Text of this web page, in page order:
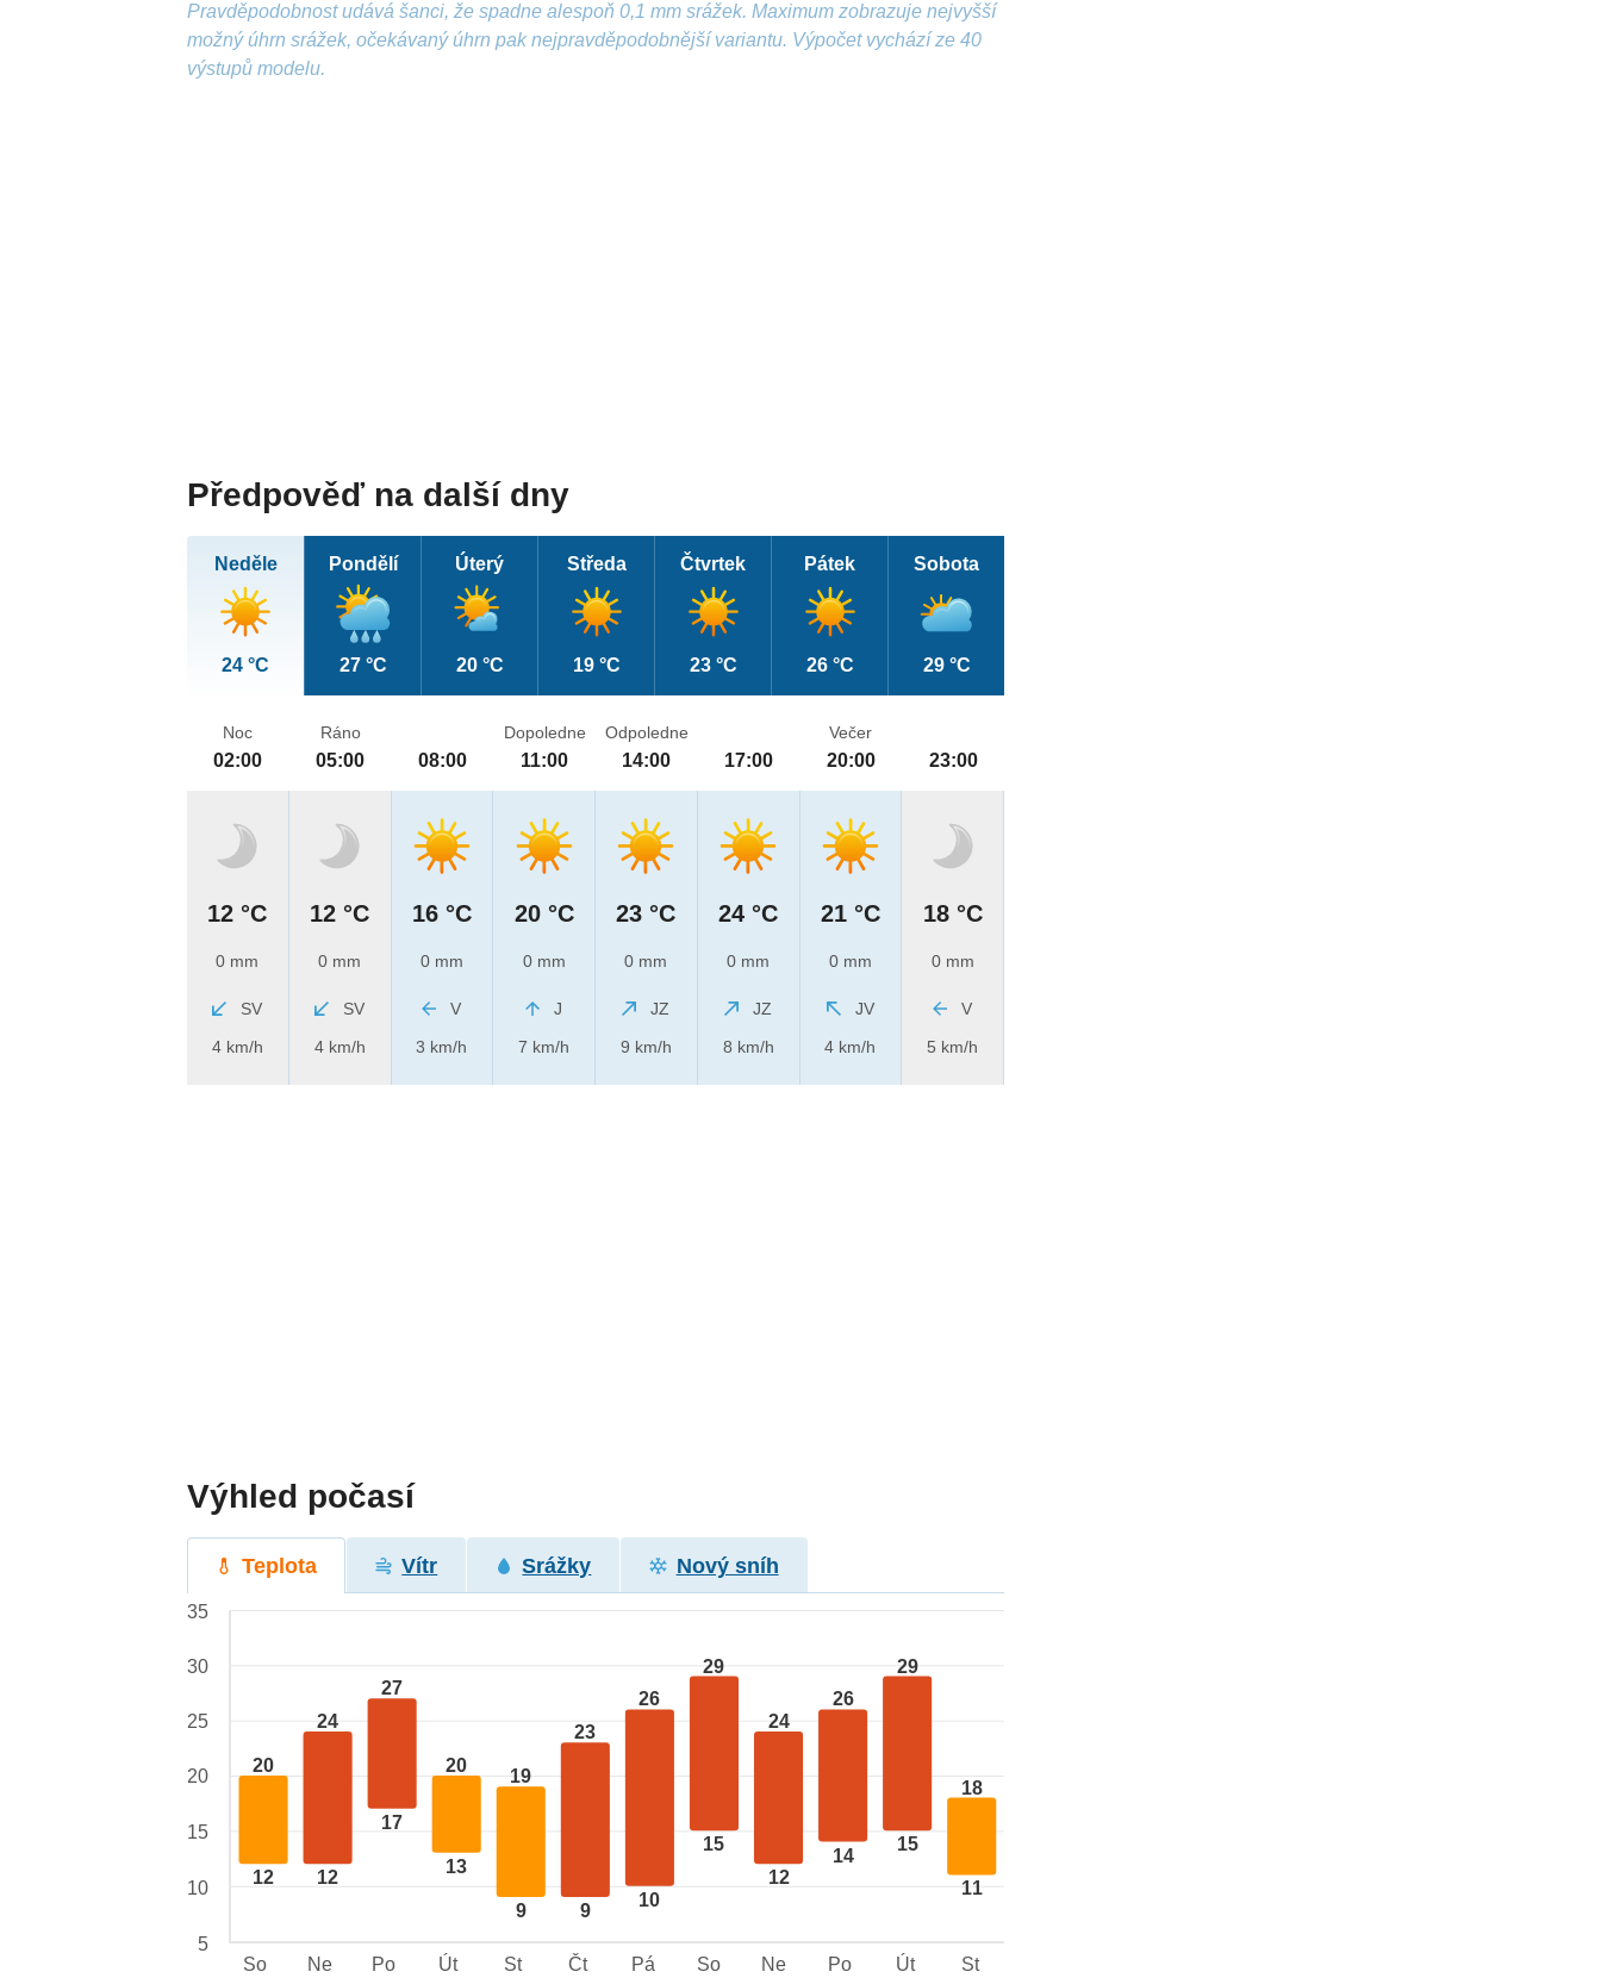
Pravděpodobnost udává šanci, že spadne alespoň 0,1 mm srážek. Maximum zobrazuje nejvyšší
možný úhrn srážek, očekávaný úhrn pak nejpravděpodobnější variantu. Výpočet vychází ze 40
výstupů modelu.
Předpověď na další dny
Neděle
24 °C
Pondělí
27 °C
Úterý
20 °C
Středa
19 °C
Čtvrtek
23 °C
Pátek
26 °C
Sobota
29 °C
Noc
02:00
12 °C
0 mm
SV
4 km/h
Ráno
05:00
12 °C
0 mm
SV
4 km/h
08:00
16 °C
0 mm
V
3 km/h
Dopoledne
11:00
20 °C
0 mm
J
7 km/h
Odpoledne
14:00
23 °C
0 mm
JZ
9 km/h
17:00
24 °C
0 mm
JZ
8 km/h
Večer
20:00
21 °C
0 mm
JV
4 km/h
23:00
18 °C
0 mm
V
5 km/h
Výhled počasí
Teplota Vítr Srážky Nový sníh
20
12
24
12
27
17
20
13
19
9
23
9
26
10
29
15
24
12
26
14
29
15
18
11
35
30
25
20
15
10
5
So
Ne Po Út St Čt Pá So Ne Po Út St